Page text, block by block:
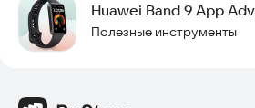
Huawei Band 9 App
Полезные инструменты